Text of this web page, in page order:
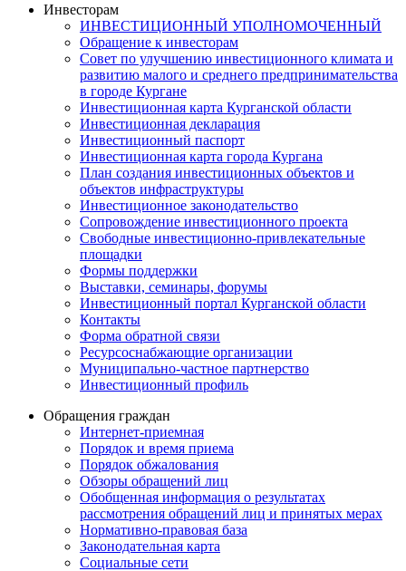
Инвесторам
ИНВЕСТИЦИОННЫЙ УПОЛНОМОЧЕННЫЙ
Обращение к инвесторам
Совет по улучшению инвестиционного климата и
развитию малого и среднего предпринимательства
в городе Кургане
Инвестиционная карта Курганской области
Инвестиционная декларация
Инвестиционный паспорт
Инвестиционная карта города Кургана
План создания инвестиционных объектов и
объектов инфраструктуры
Инвестиционное законодательство
Сопровождение инвестиционного проекта
Свободные инвестиционно-привлекательные
площадки
Формы поддержки
Выставки, семинары, форумы
Инвестиционный портал Курганской области
Контакты
Форма обратной связи
Ресурсоснабжающие организации
Муниципально-частное партнерство
Инвестиционный профиль
Обращения граждан
Интернет-приемная
Порядок и время приема
Порядок обжалования
Обзоры обращений лиц
Обобщенная информация о результатах
рассмотрения обращений лиц и принятых мерах
Нормативно-правовая база
Законодательная карта
Социальные сети